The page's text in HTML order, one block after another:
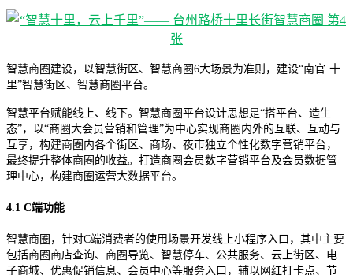
智慧商圈建设，以智慧街区、智慧商圈6大场景为准则，建设“南官·十
里”智慧街区、智慧商圈平台。
智慧平台赋能线上、线下。智慧商圈平台设计思想是“搭平台、造生
态”，以“商圈大会员营销和管理”为中心实现商圈内外的互联、互动与
互享，构建商圈内各个街区、商场、夜市独立个性化数字营销平台，
最终提升整体商圈的收益。打造商圈会员数字营销平台及会员数据管
理中心，构建商圈运营大数据平台。
4.1 C端功能
智慧商圈，针对C端消费者的使用场景开发线上小程序入口，其中主要
包括商圈商店查询、商圈导览、智慧停车、公共服务、云上街区、电
子商城、优惠促销信息、会员中心等服务入口，辅以网红打卡点、节